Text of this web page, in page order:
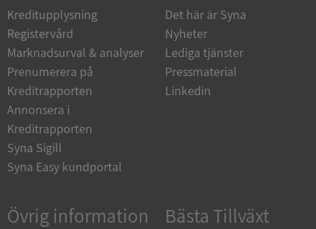
Kreditupplysning
Registervård
Marknadsurval & analyser
Prenumerera på
Kreditrapporten
Annonsera i
Kreditrapporten
Syna Sigill
Syna Easy kundportal
Det här är Syna
Nyheter
Lediga tjänster
Pressmaterial
Linkedin
Övrig information Bästa Tillväxt
ASP.NET_SessionId
Microsoft
Corporation
de.syna.se
ARRAffinity